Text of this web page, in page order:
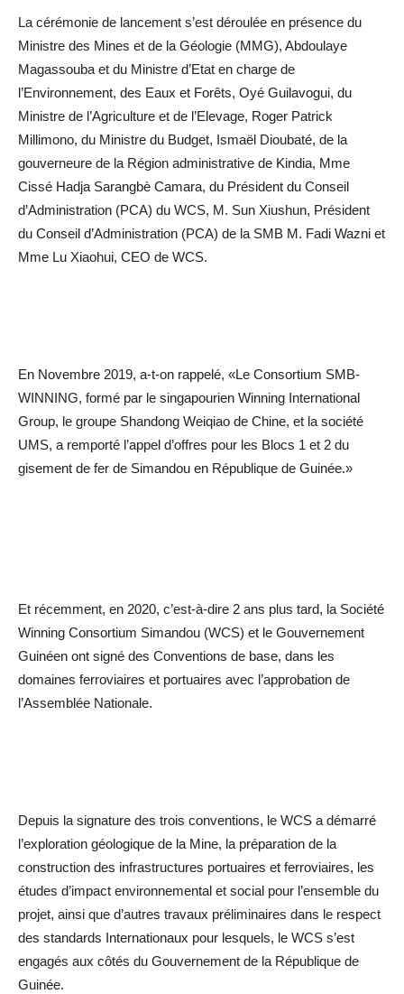
La cérémonie de lancement s’est déroulée en présence du
Ministre des Mines et de la Géologie (MMG), Abdoulaye
Magassouba et du Ministre d’Etat en charge de
l’Environnement, des Eaux et Forêts, Oyé Guilavogui, du
Ministre de l’Agriculture et de l’Elevage, Roger Patrick
Millimono, du Ministre du Budget, Ismaël Dioubaté, de la
gouverneure de la Région administrative de Kindia, Mme
Cissé Hadja Sarangbè Camara, du Président du Conseil
d’Administration (PCA) du WCS, M. Sun Xiushun, Président
du Conseil d’Administration (PCA) de la SMB M. Fadi Wazni et
Mme Lu Xiaohui, CEO de WCS.
En Novembre 2019, a-t-on rappelé, «Le Consortium SMB-
WINNING, formé par le singapourien Winning International
Group, le groupe Shandong Weiqiao de Chine, et la société
UMS, a remporté l’appel d’offres pour les Blocs 1 et 2 du
gisement de fer de Simandou en République de Guinée.»
Et récemment, en 2020, c’est-à-dire 2 ans plus tard, la Société
Winning Consortium Simandou (WCS) et le Gouvernement
Guinéen ont signé des Conventions de base, dans les
domaines ferroviaires et portuaires avec l’approbation de
l’Assemblée Nationale.
Depuis la signature des trois conventions, le WCS a démarré
l’exploration géologique de la Mine, la préparation de la
construction des infrastructures portuaires et ferroviaires, les
études d’impact environnemental et social pour l’ensemble du
projet, ainsi que d’autres travaux préliminaires dans le respect
des standards Internationaux pour lesquels, le WCS s’est
engagés aux côtés du Gouvernement de la République de
Guinée.